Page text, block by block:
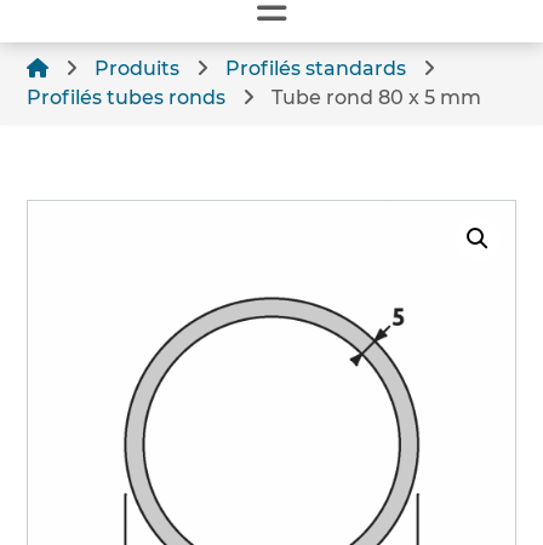
Produits
Profilés standards
Profilés tubes ronds
Tube rond 80 x 5 mm